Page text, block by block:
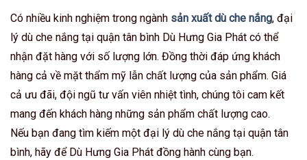
Có nhiều kinh nghiệm trong ngành sản xuất dù che nắng, đại
lý dù che nắng tại quận tân bình Dù Hưng Gia Phát có thể
nhận đặt hàng với số lượng lớn. Đồng thời đáp ứng khách
hàng cả về mặt thẩm mỹ lẫn chất lượng của sản phẩm. Giá
cả ưu đãi, đội ngũ tư vấn viên nhiệt tình, chúng tôi cam kết
mang đến khách hàng những sản phẩm chất lượng cao.
Nếu bạn đang tìm kiếm một đại lý dù che nắng tại quận tân
bình, hãy để Dù Hưng Gia Phát đồng hành cùng bạn.